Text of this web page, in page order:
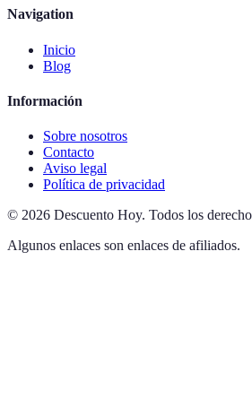
Navigation
Inicio
Blog
Información
Sobre nosotros
Contacto
Aviso legal
Política de privacidad
© 2026 Descuento Hoy. Todos los
Algunos enlaces son enlaces de afiliados.